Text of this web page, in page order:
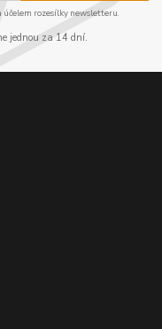
účelem rozesílky newsletteru.
jednou za 14 dní.